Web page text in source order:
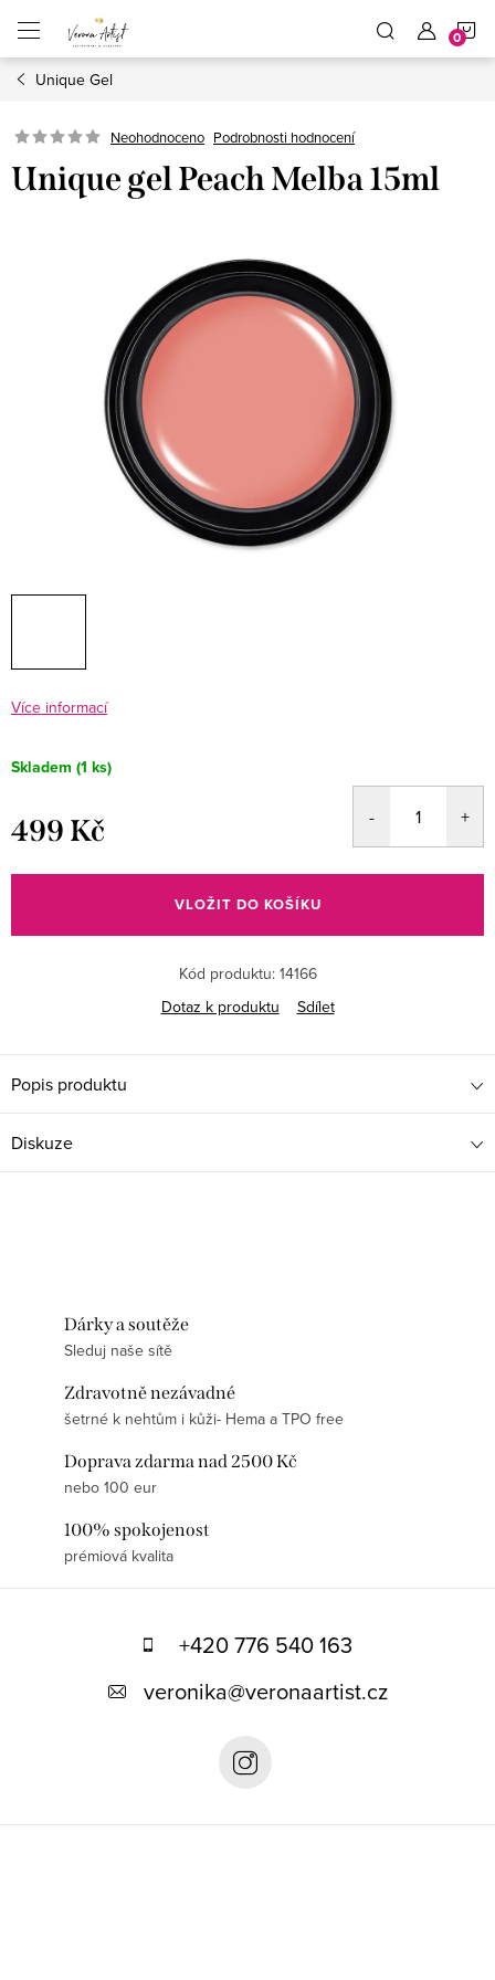
obsah
Unique Gel
Neohodnoceno Podrobnosti hodnocení
Unique gel Peach Melba 15ml
Více informací
Skladem (1 ks)
499 Kč
cena:
VLOŽIT DO KOŠÍKU
Kód produktu: 14166
Dotaz k produktu
Sdílet
Popis produktu
Diskuze
Dárky a soutěže
Sleduj naše sítě
Zdravotně nezávadné
šetrné k nehtům i kůži- Hema a TPO free
Doprava zdarma nad 2500 Kč
nebo 100 eur
100% spokojenost
prémiová kvalita
+420 776 540 163
veronika@veronaartist.cz